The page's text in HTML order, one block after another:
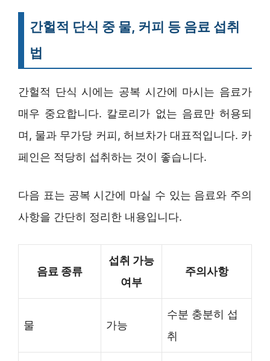
간헐적 단식 중 물, 커피 등 음료 섭취
법
간헐적 단식 시에는 공복 시간에 마시는 음료가
매우 중요합니다. 칼로리가 없는 음료만 허용되
며, 물과 무가당 커피, 허브차가 대표적입니다. 카
페인은 적당히 섭취하는 것이 좋습니다.
다음 표는 공복 시간에 마실 수 있는 음료와 주의
사항을 간단히 정리한 내용입니다.
음료 종류
섭취 가능
여부
주의사항
물 가능
수분 충분히 섭
취